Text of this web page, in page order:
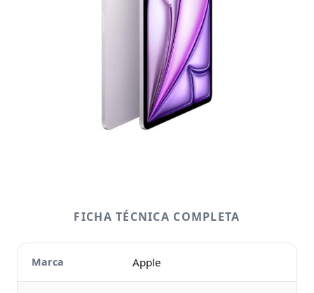
FICHA TÉCNICA COMPLETA
Marca Apple